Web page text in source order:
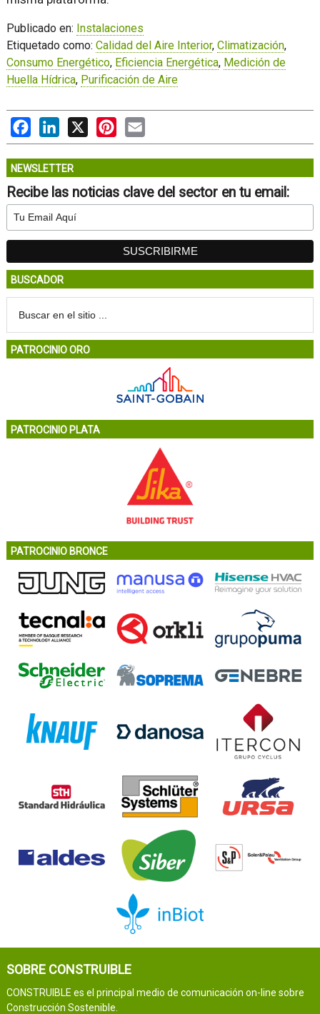
Publicado en: Instalaciones
Etiquetado como: Calidad del Aire Interior, Climatización,
Consumo Energético, Eficiencia Energética, Medición de
Huella Hídrica, Purificación de Aire
FacebookLinkedIn
X PinterestEmail
NEWSLETTER
Recibe las noticias clave del sector en tu email:
BUSCADOR
PATROCINIO ORO
PATROCINIO PLATA
PATROCINIO BRONCE
SOBRE CONSTRUIBLE
CONSTRUIBLE es el principal medio de comunicación on-line sobre
Construcción Sostenible.